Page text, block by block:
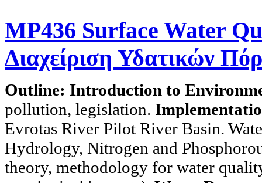
MP436 Surface Water
Διαχείριση Υδατικών
Outline: Introduction to
pollution, legislation.
Evrotas River Pilot River Basin.
Hydrology, Nitrogen and
theory, methodology for water